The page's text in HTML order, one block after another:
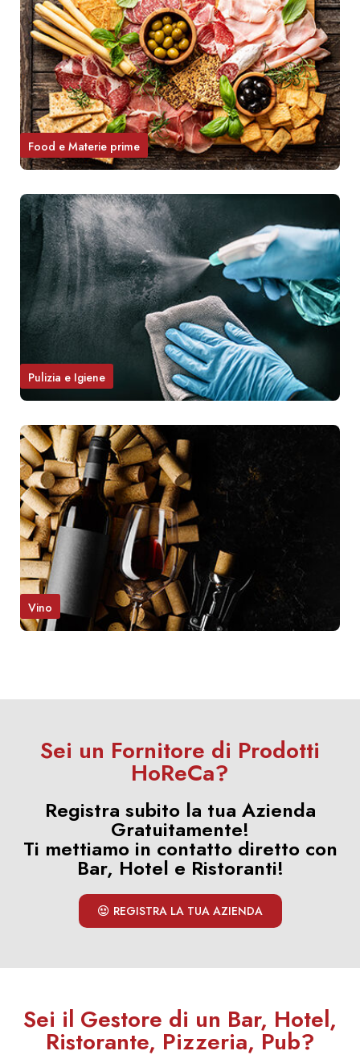
Food e Materie prime
Pulizia e Igiene
Vino
Sei un Fornitore di Prodotti
HoReCa?
Registra subito la tua Azienda
Gratuitamente!
Ti mettiamo in contatto diretto con
Bar, Hotel e Ristoranti!
REGISTRA LA TUA AZIENDA
Sei il Gestore di un Bar, Hotel,
Ristorante, Pizzeria, Pub?